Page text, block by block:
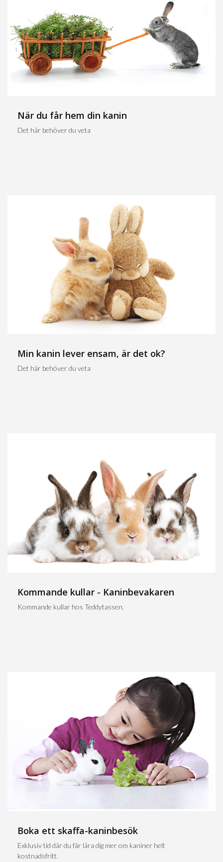
När du får hem din kanin
Det här behöver du veta
Min kanin lever ensam, är det ok?
Det här behöver du veta
Kommande kullar - Kaninbevakaren
Kommande kullar hos Teddytassen.
Boka ett skaffa-kaninbesök
Exklusiv tid där du får lära dig mer om kaniner helt
kostnadsfritt.